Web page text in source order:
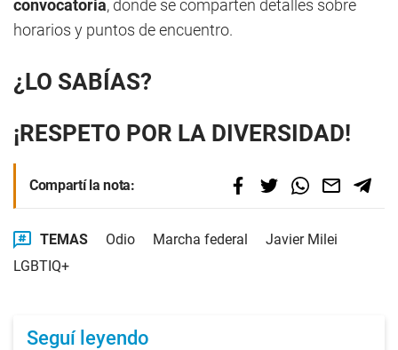
convocatoria, donde se comparten detalles sobre
horarios y puntos de encuentro.
¿LO SABÍAS?
¡RESPETO POR LA DIVERSIDAD!
Compartí la nota:
TEMAS Odio Marcha federal
Javier Milei
LGBTIQ+
Seguí leyendo